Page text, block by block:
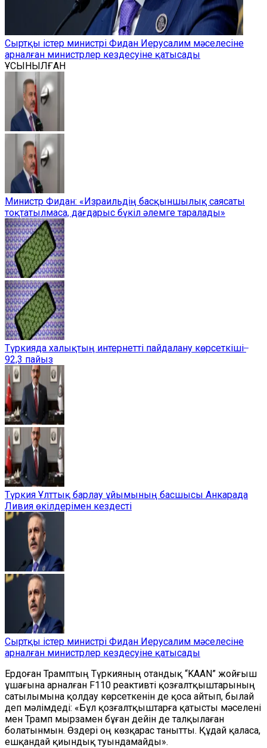
Сыртқы істер министрі Фидан Иерусалим мәселесіне
арналған министрлер кездесуіне қатысады
ҰСЫНЫЛҒАН
Министр Фидан: «Израильдің басқыншылық саясаты
тоқтатылмаса, дағдарыс бүкіл әлемге таралады»
Түркияда халықтың интернетті пайдалану көрсеткіші ̶
92,3 пайыз
Түркия Ұлттық барлау ұйымының басшысы Анкарада
Ливия өкілдерімен кездесті
Сыртқы істер министрі Фидан Иерусалим мәселесіне
арналған министрлер кездесуіне қатысады
Ердоған Трамптың Түркияның отандық “KAAN” жойғыш
ұшағына арналған F110 реактивті қозғалтқыштарының
сатылымына қолдау көрсеткенін де қоса айтып, былай
деп мәлімдеді: «Бұл қозғалтқыштарға қатысты мәселені
мен Трамп мырзамен бұған дейін де талқылаған
болатынмын. Өздері оң көзқарас танытты. Құдай қаласа,
ешқандай қиындық туындамайды».